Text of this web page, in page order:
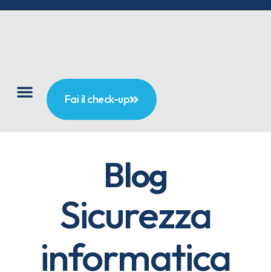
Fai il check-up
Blog
Sicurezza
informatica